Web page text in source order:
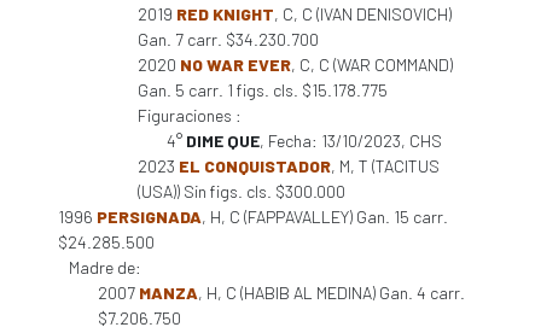
2019 RED KNIGHT, C, C (IVAN DENISOVICH)
Gan. 7 carr. $34.230.700
2020 NO WAR EVER, C, C (WAR COMMAND)
Gan. 5 carr. 1 figs. cls. $15.178.775
Figuraciones :
4° DIME QUE, Fecha: 13/10/2023, CHS
2023 EL CONQUISTADOR, M, T (TACITUS
(USA)) Sin figs. cls. $300.000
1996 PERSIGNADA, H, C (FAPPAVALLEY) Gan. 15 carr.
$24.285.500
Madre de:
2007 MANZA, H, C (HABIB AL MEDINA) Gan. 4 carr.
$7.206.750